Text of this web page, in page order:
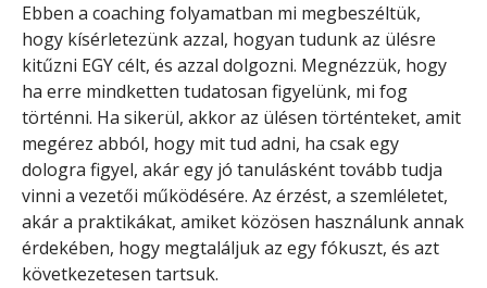
Ebben a coaching folyamatban mi megbeszéltük,
hogy kísérletezünk azzal, hogyan tudunk az ülésre
kitűzni EGY célt, és azzal dolgozni. Megnézzük, hogy
ha erre mindketten tudatosan figyelünk, mi fog
történni. Ha sikerül, akkor az ülésen történteket, amit
megérez abból, hogy mit tud adni, ha csak egy
dologra figyel, akár egy jó tanulásként tovább tudja
vinni a vezetői működésére. Az érzést, a szemléletet,
akár a praktikákat, amiket közösen használunk annak
érdekében, hogy megtaláljuk az egy fókuszt, és azt
következetesen tartsuk.